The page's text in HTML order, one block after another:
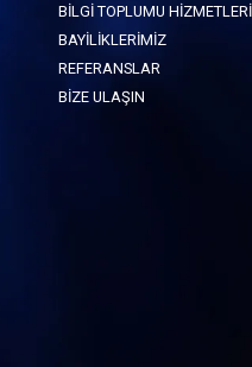
BİLGİ TOPLUMU HİZMETLERİ
BAYİLİKLERİMİZ
REFERANSLAR
BİZE ULAŞIN